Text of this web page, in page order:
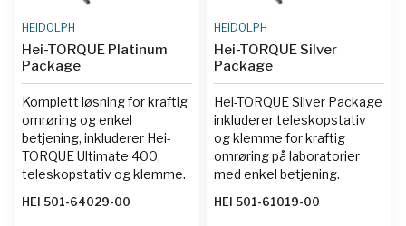
HEIDOLPH
Hei-TORQUE Platinum
Package
Komplett løsning for kraftig
omrøring og enkel
betjening, inkluderer Hei-
TORQUE Ultimate 400,
teleskopstativ og klemme.
HEI 501-64029-00
HEIDOLPH
Hei-TORQUE Silver
Package
Hei-TORQUE Silver Package
inkluderer teleskopstativ
og klemme for kraftig
omrøring på laboratorier
med enkel betjening.
HEI 501-61019-00